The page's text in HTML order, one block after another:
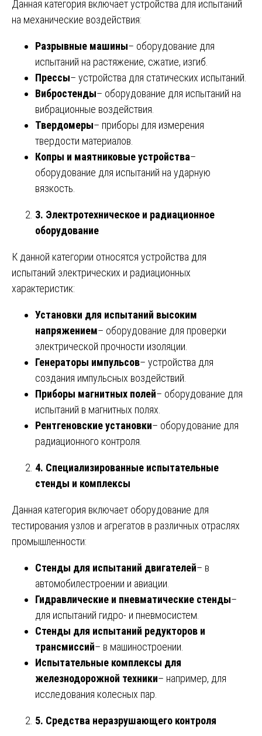
Данная категория включает устройства для испытаний
на механические воздействия:
Разрывные машины– оборудование для
испытаний на растяжение, сжатие, изгиб.
Прессы– устройства для статических испытаний.
Вибростенды– оборудование для испытаний на
вибрационные воздействия.
Твердомеры– приборы для измерения
твердости материалов.
Копры и маятниковые устройства–
оборудование для испытаний на ударную
вязкость.
3. Электротехническое и радиационное
оборудование
К данной категории относятся устройства для
испытаний электрических и радиационных
характеристик:
Установки для испытаний высоким
напряжением– оборудование для проверки
электрической прочности изоляции.
Генераторы импульсов– устройства для
создания импульсных воздействий.
Приборы магнитных полей– оборудование для
испытаний в магнитных полях.
Рентгеновские установки– оборудование для
радиационного контроля.
4. Специализированные испытательные
стенды и комплексы
Данная категория включает оборудование для
тестирования узлов и агрегатов в различных отраслях
промышленности:
Стенды для испытаний двигателей– в
автомобилестроении и авиации.
Гидравлические и пневматические стенды–
для испытаний гидро- и пневмосистем.
Стенды для испытаний редукторов и
трансмиссий– в машиностроении.
Испытательные комплексы для
железнодорожной техники– например, для
исследования колесных пар.
5. Средства неразрушающего контроля